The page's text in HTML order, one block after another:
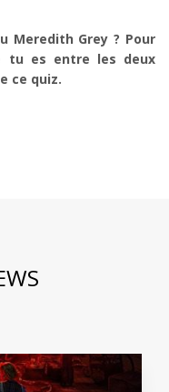
Meredith Grey ? Pour
tu es entre les deux
ce quiz.